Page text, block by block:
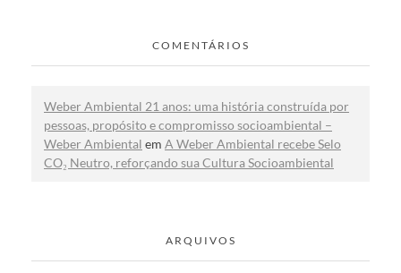
COMENTÁRIOS
Weber Ambiental 21 anos: uma história construída por
pessoas, propósito e compromisso socioambiental –
Weber Ambiental em A Weber Ambiental recebe Selo
CO₂ Neutro, reforçando sua Cultura Socioambiental
ARQUIVOS